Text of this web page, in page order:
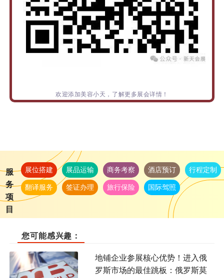
欢迎添加美容小天，了解更多展会详情！
服
务
项
目
展位搭建 展品运输 商务考察 酒店预订 行程定制
翻译服务 签证办理 旅行保险 国际驾照
您可能感兴趣：
地铺企业参展核心优势！进入俄
罗斯市场的最佳跳板：俄罗斯莫